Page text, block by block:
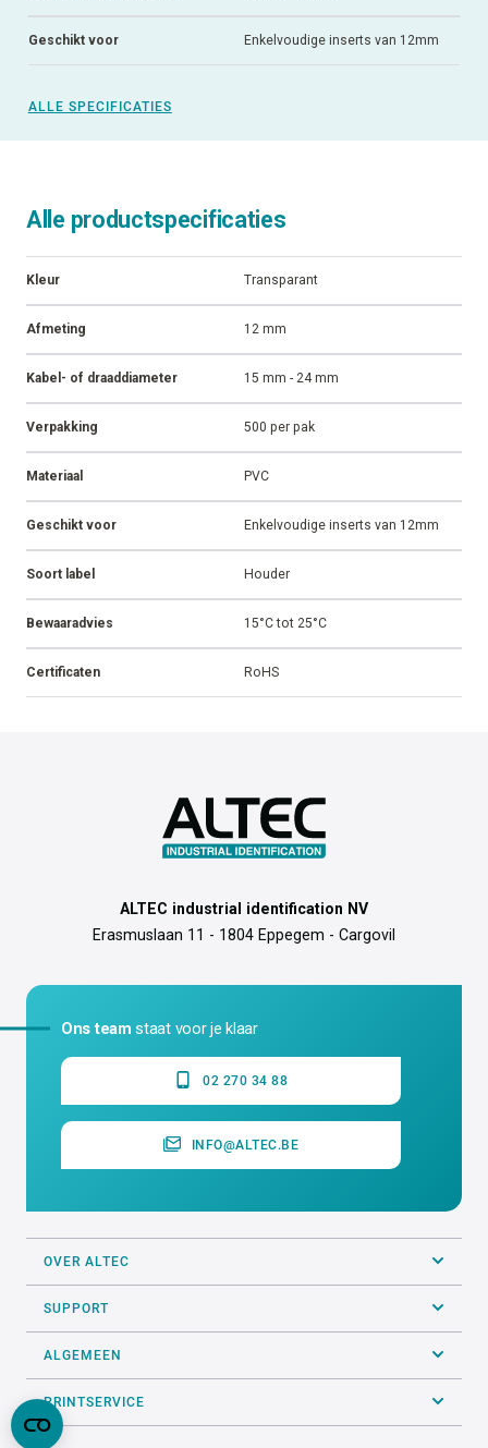
Geschikt voor Enkelvoudige inserts van 12mm
ALLE SPECIFICATIES
Alle productspecificaties
Kleur Transparant
Afmeting 12 mm
Kabel- of draaddiameter 15 mm - 24 mm
Verpakking 500 per pak
Materiaal PVC
Geschikt voor Enkelvoudige inserts van 12mm
Soort label Houder
Bewaaradvies 15°C tot 25°C
Certificaten RoHS
ALTEC industrial identification NV
Erasmuslaan 11 - 1804 Eppegem - Cargovil
Ons team staat voor je klaar
02 270 34 88
INFO@ALTEC.BE
OVER ALTEC
SUPPORT
ALGEMEEN
PRINTSERVICE